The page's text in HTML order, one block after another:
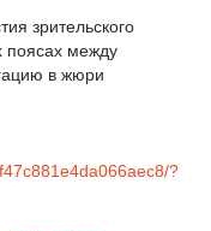
зрительского
поясах между
в жюри
?